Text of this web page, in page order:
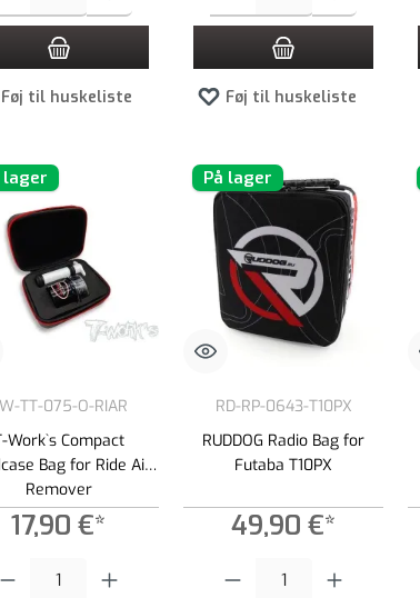
Føj til huskeliste Føj til huskeliste
lager
TT-075-O-RIAR
Work`s Compact
Bag for Ride Air
Remover
17,90 €*
På lager
RD-RP-0643-T10PX
RUDDOG Radio Bag for
Futaba T10PX
49,90 €*